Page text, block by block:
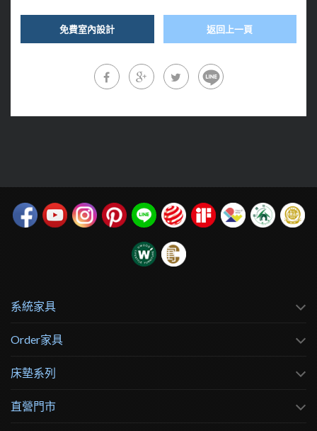
免費室內設計 返回上一頁
系統家具
Order家具
床墊系列
直營門市